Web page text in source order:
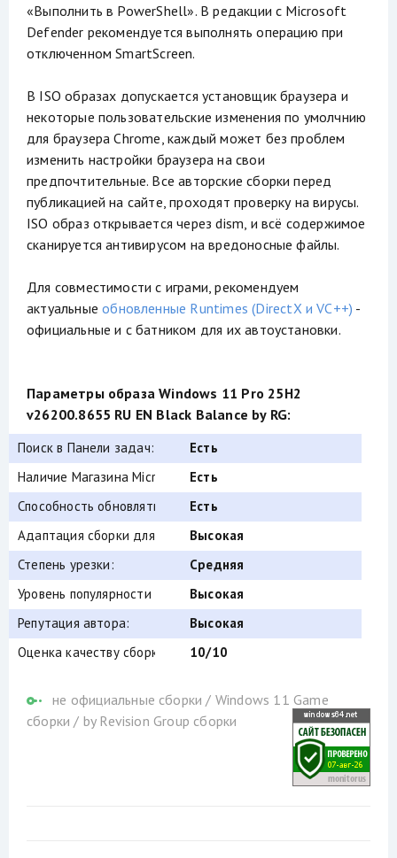
«Выполнить в PowerShell». В редакции с Microsoft
Defender рекомендуется выполнять операцию при
отключенном SmartScreen.
В ISO образах допускается установщик браузера и
некоторые пользовательские изменения по умолчнию
для браузера Chrome, каждый может без проблем
изменить настройки браузера на свои
предпочтительные. Все авторские сборки перед
публикацией на сайте, проходят проверку на вирусы.
ISO образ открывается через dism, и всё содержимое
сканируется антивирусом на вредоносные файлы.
Для совместимости с играми, рекомендуем
актуальныеобновленные Runtimes (DirectX и VC++) -
официальные и с батником для их автоустановки.
Параметры образа Windows 11 Pro 25H2
v26200.8655 RU EN Black Balance by RG:
Поиск в Панели задач:
Есть
Наличие Магазина Microsoft Store:
Есть
Способность обновляться (по Windows Update) :
Есть
Адаптация сборки для игр:
Высокая
Степень урезки:
Средняя
Уровень популярности по скачиваниям:
Высокая
Репутация автора:
Высокая
Оценка качеству сборки (от windows64.net):
10/10
не официальные сборки / Windows 11 Game
сборки / by Revision Group сборки